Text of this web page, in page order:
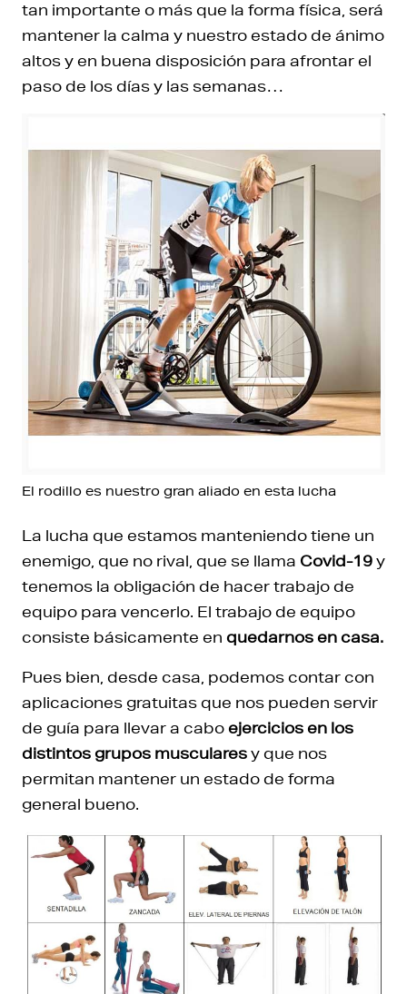
tan importante o más que la forma física, será
mantener la calma y nuestro estado de ánimo
altos y en buena disposición para afrontar el
paso de los días y las semanas…
El rodillo es nuestro gran aliado en esta lucha
La lucha que estamos manteniendo tiene un
enemigo, que no rival, que se llama Covid-19y
tenemos la obligación de hacer trabajo de
equipo para vencerlo. El trabajo de equipo
consiste básicamente en quedarnos en casa.
Pues bien, desde casa, podemos contar con
aplicaciones gratuitas que nos pueden servir
de guía para llevar a caboejercicios en los
distintos grupos muscularesy que nos
permitan mantener un estado de forma
general bueno.